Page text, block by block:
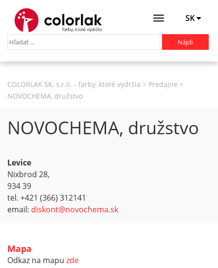
SK
Otevřít
menu
COLORLAK SK, s.r.o. - farby, ktoré vydržia > Predajne >
NOVOCHEMA, družstvo
NOVOCHEMA, družstvo
Levice
Nixbrod 28,
934 39
tel. +421 (366) 312141
email: diskont@novochema.sk
Mapa
Odkaz na mapu zde